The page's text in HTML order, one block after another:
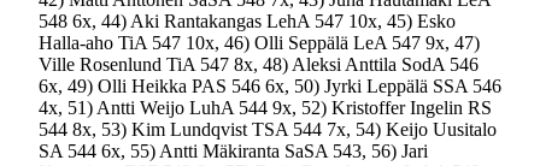
548 6x, 44) Aki Rantakangas LehA 547 10x, 45) Esko
Halla-aho TiA 547 10x, 46) Olli Seppälä LeA 547 9x, 47)
Ville Rosenlund TiA 547 8x, 48) Aleksi Anttila SodA 546
6x, 49) Olli Heikka PAS 546 6x, 50) Jyrki Leppälä SSA 546
4x, 51) Antti Weijo LuhA 544 9x, 52) Kristoffer Ingelin RS
544 8x, 53) Kim Lundqvist TSA 544 7x, 54) Keijo Uusitalo
SA 544 6x, 55) Antti Mäkiranta SaSA 543, 56) Jari